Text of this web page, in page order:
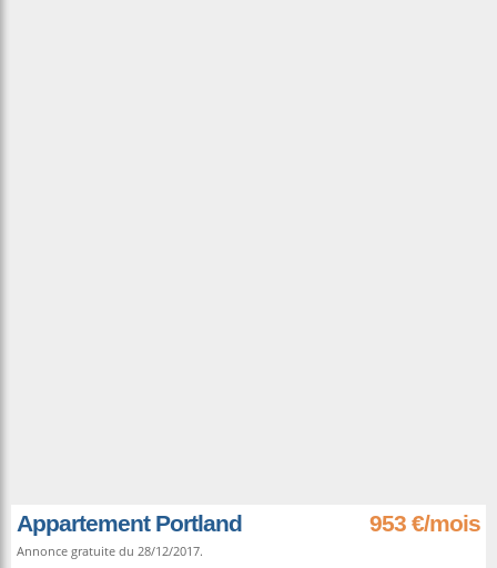
Appartement Portland 953 €/mois
Annonce gratuite du 28/12/2017.